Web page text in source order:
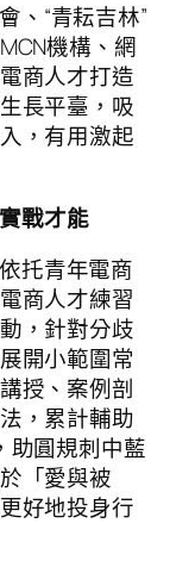
、“青耘吉林”
機構、網
商人才打造
長平臺，吸
，有用激起
戰才能
托青年電商
商人才練習
，針對分歧
開小範圍常
授、案例剖
，累計輔助
助圓規刺中藍
「愛與被
好地投身行